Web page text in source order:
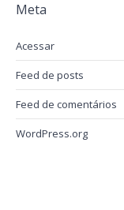
Meta
Acessar
Feed de posts
Feed de comentários
WordPress.org